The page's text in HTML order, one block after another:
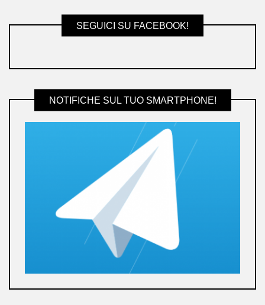
SEGUICI SU FACEBOOK!
NOTIFICHE SUL TUO SMARTPHONE!